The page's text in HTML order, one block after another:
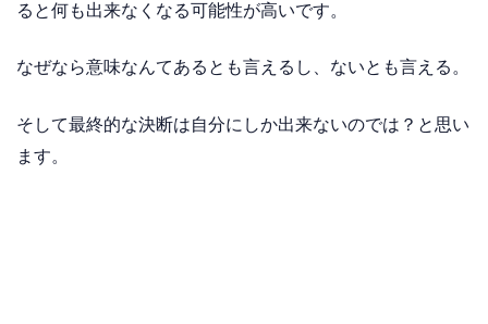
ると何も出来なくなる可能性が高いです。
なぜなら意味なんてあるとも言えるし、ないとも言える。
そして最終的な決断は自分にしか出来ないのでは？と思い
ます。